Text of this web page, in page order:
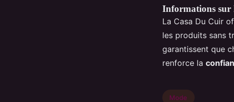
Informations sur
La Casa Du Cuir
les produits sans
garantissent que
renforce la
Mode